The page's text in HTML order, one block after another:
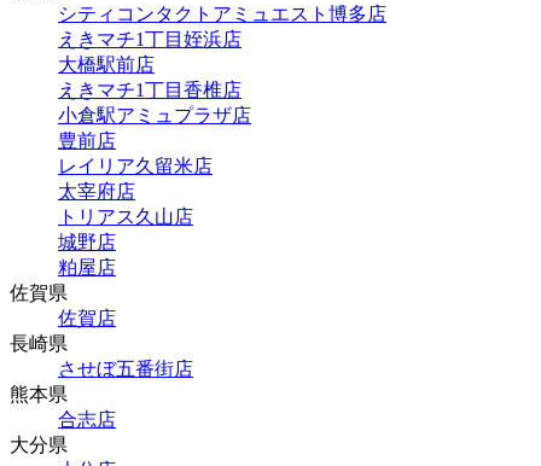
シティコンタクトアミュエスト博多店
えきマチ1丁目姪浜店
大橋駅前店
えきマチ1丁目香椎店
小倉駅アミュプラザ店
豊前店
レイリア久留米店
太宰府店
トリアス久山店
城野店
粕屋店
佐賀県
佐賀店
長崎県
させぼ五番街店
熊本県
合志店
大分県